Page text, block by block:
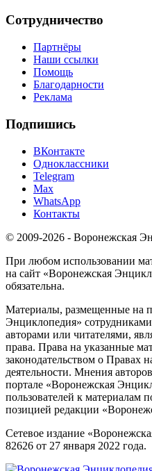
Сотрудничество
Партнёры
Наши ссылки
Помощь
Благодарности
Реклама
Подпишись
ВКонтакте
Одноклассники
Telegram
Max
WhatsApp
Контакты
© 2009-2026 - Воронежская
При любом использовании
на сайт «Воронежская
обязательна.
Материалы, размещенные на
Энциклопедия»
авторами или читателями,
права. Права на указанные
законодательством о Правах
деятельности. Мнения
портале «Воронежская
пользователей к материалам
позицией редакции
Сетевое издание
82626 от 27 января 2022 года.